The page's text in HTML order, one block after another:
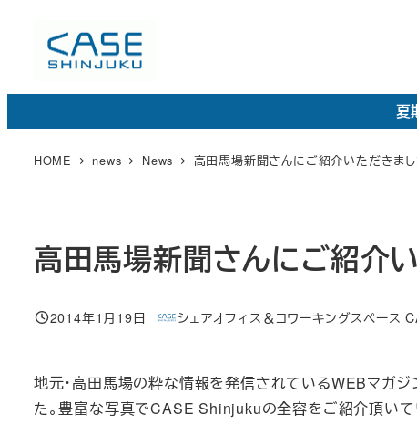
コ
夏
HOME news News 高田馬場新聞さんにご紹介いただきまし
高田馬場新聞さんにご紹介
投稿日
2014年1月19日
著
シェアオフィス＆コワーキングスペース
地元・高田馬場の粋な情報を発信されているWEBマガ
た。豊富な写真でCASE Shinjukuの全容をご紹介頂いて